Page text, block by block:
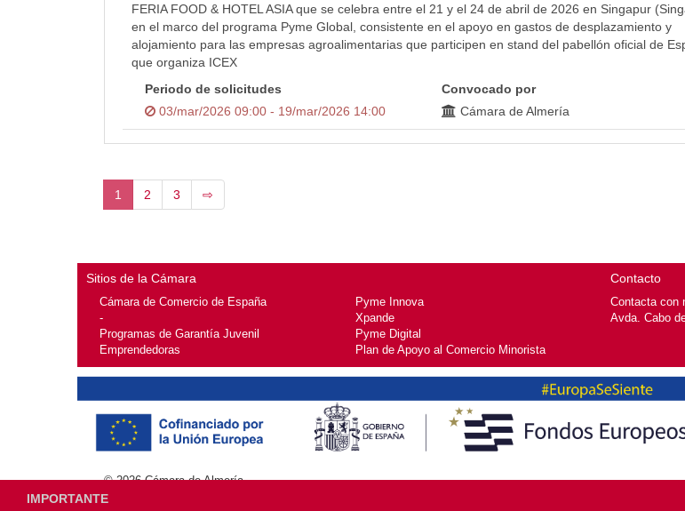
FERIA FOOD & HOTEL ASIA que se celebra entre el 21 y el 24 de abril de 2026 en Singapur
en el marco del programa Pyme Global, consistente en el apoyo en gastos de desplazamiento y
alojamiento para las empresas agroalimentarias que participen en stand del pabellón oficial de
que organiza ICEX
Periodo de solicitudes
03/mar/2026 09:00 - 19/mar/2026 14:00
Convocado por
Cámara de Almería
1 2 3 ⇨
Sitios de la Cámara
Cámara de Comercio de España
-
Programas de Garantía Juvenil
Emprendedoras
Pyme Innova
Xpande
Pyme Digital
Plan de Apoyo al Comercio Minorista
Contacto
Contacta con
Avda. Cabo
© 2026Cámara de Almería
IMPORTANTE